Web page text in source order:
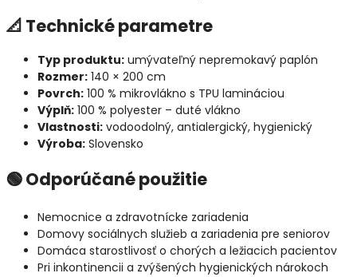
📐 Technické parametre
Typ produktu: umývateľný nepremokavý paplón
Rozmer: 140 × 200 cm
Povrch: 100 % mikrovlákno s TPU lamináciou
Výplň: 100 % polyester – duté vlákno
Vlastnosti: vodoodolný, antialergický, hygienický
Výroba: Slovensko
🟢 Odporúčané použitie
Nemocnice a zdravotnícke zariadenia
Domovy sociálnych služieb a zariadenia pre seniorov
Domáca starostlivosť o chorých a ležiacich pacientov
Pri inkontinencii a zvýšených hygienických nárokoch